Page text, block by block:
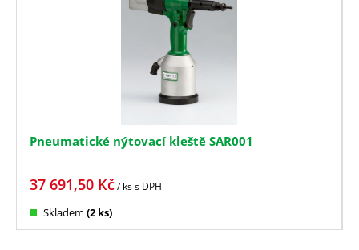
Pneumatické nýtovací kleště SAR001
37 691,50 Kč/ kss DPH
Skladem (2 ks)